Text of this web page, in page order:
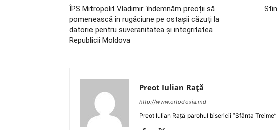
ÎPS Mitropolit Vladimir: îndemnăm preoții să
pomenească în rugăciune pe ostașii căzuți la
datorie pentru suveranitatea şi integritatea
Republicii Moldova
Preot Iulian Raţă
http://www.ortodoxia.md
Preot Iulian Rață parohul bisericii ”Sfânta